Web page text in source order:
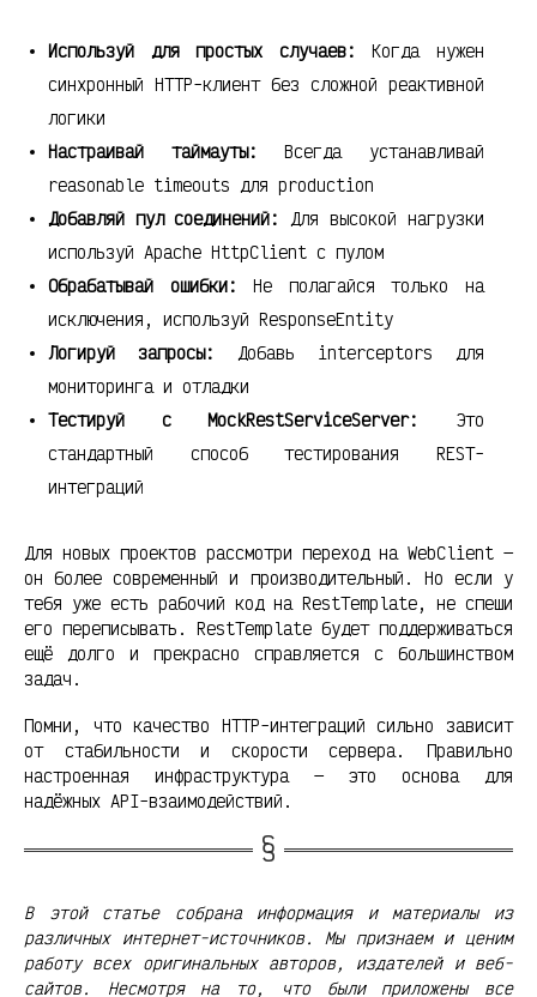
Используй для простых случаев: Когда нужен
синхронный HTTP-клиент без сложной реактивной
логики
Настраивай таймауты: Всегда устанавливай
reasonable timeouts для production
Добавляй пул соединений: Для высокой нагрузки
используй Apache HttpClient с пулом
Обрабатывай ошибки: Не полагайся только на
исключения, используй ResponseEntity
Логируй запросы: Добавь interceptors для
мониторинга и отладки
Тестируй с MockRestServiceServer:
Это
стандартный способ тестирования REST-
интеграций
Для новых проектов рассмотри переход на WebClient —
он более современный и производительный. Но если у
тебя уже есть рабочий код на RestTemplate, не спеши
его переписывать. RestTemplate будет поддерживаться
ещё долго и прекрасно справляется с большинством
задач.
Помни, что качество HTTP-интеграций сильно зависит
от стабильности и скорости сервера. Правильно
настроенная инфраструктура — это основа для
надёжных API-взаимодействий.
В этой статье собрана информация и материалы из
различных интернет-источников. Мы признаем и ценим
работу всех оригинальных авторов, издателей и веб-
сайтов. Несмотря на то, что были приложены все